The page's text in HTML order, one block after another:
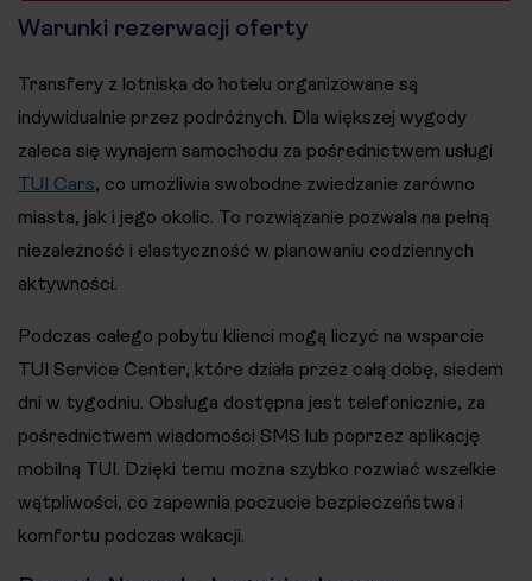
Warunki rezerwacji oferty
Transfery z lotniska do hotelu organizowane są
indywidualnie przez podróżnych. Dla większej wygody
zaleca się wynajem samochodu za pośrednictwem usługi
TUI Cars, co umożliwia swobodne zwiedzanie zarówno
miasta, jak i jego okolic. To rozwiązanie pozwala na pełną
niezależność i elastyczność w planowaniu codziennych
aktywności.
Podczas całego pobytu klienci mogą liczyć na wsparcie
TUI Service Center, które działa przez całą dobę, siedem
dni w tygodniu. Obsługa dostępna jest telefonicznie, za
pośrednictwem wiadomości SMS lub poprzez aplikację
mobilną TUI. Dzięki temu można szybko rozwiać wszelkie
wątpliwości, co zapewnia poczucie bezpieczeństwa i
komfortu podczas wakacji.